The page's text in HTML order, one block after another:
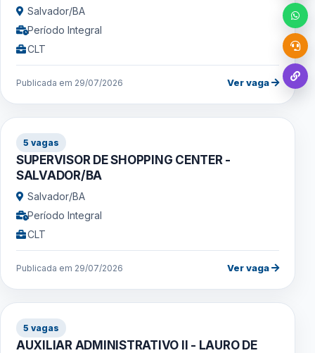
Salvador/BA
Período Integral
CLT
Publicada em 29/07/2026 Ver vaga
5 vagas
SUPERVISOR DE SHOPPING CENTER -
SALVADOR/BA
Salvador/BA
Período Integral
CLT
Publicada em 29/07/2026 Ver vaga
5 vagas
AUXILIAR ADMINISTRATIVO II - LAURO DE